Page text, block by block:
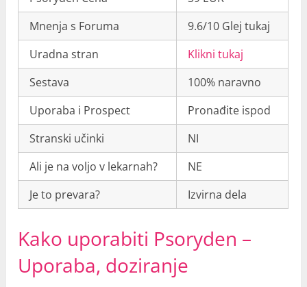
Mnenja s Foruma
9.6/10 Glej tukaj
Uradna stran
Klikni tukaj
Sestava
100% naravno
Uporaba i Prospect
Pronađite ispod
Stranski učinki
NI
Ali je na voljo v lekarnah?
NE
Je to prevara?
Izvirna dela
Kako uporabiti Psoryden –
Uporaba, doziranje